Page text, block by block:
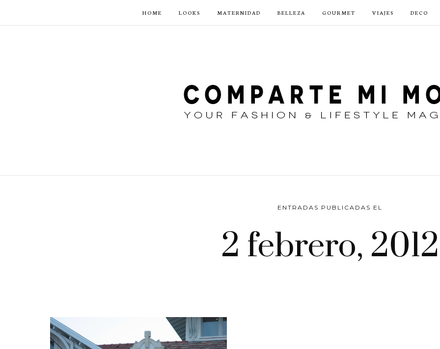
HOME LOOKS MATERNIDAD BELLEZA GOURMET VIAJES DECO
ENTRADAS PUBLICADAS EL
2 febrero, 2012